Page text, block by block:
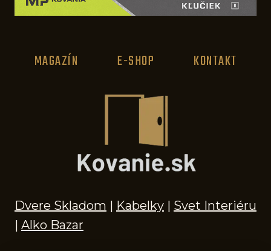
MAGAZÍN E-SHOP KONTAKT
Dvere Skladom | Kabelky | Svet Interiéru
| Alko Bazar